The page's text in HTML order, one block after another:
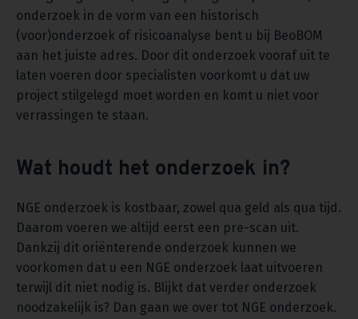
onderzoek in de vorm van een historisch
(voor)onderzoek of risicoanalyse bent u bij BeoBOM
aan het juiste adres. Door dit onderzoek vooraf uit te
laten voeren door specialisten voorkomt u dat uw
project stilgelegd moet worden en komt u niet voor
verrassingen te staan.
Wat houdt het onderzoek in?
NGE onderzoek is kostbaar, zowel qua geld als qua tijd.
Daarom voeren we altijd eerst een pre-scan uit.
Dankzij dit oriënterende onderzoek kunnen we
voorkomen dat u een NGE onderzoek laat uitvoeren
terwijl dit niet nodig is. Blijkt dat verder onderzoek
noodzakelijk is? Dan gaan we over tot NGE onderzoek.